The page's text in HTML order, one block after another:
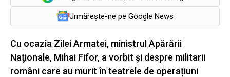
Urmărește-ne pe Google News
Cu ocazia Zilei Armatei, ministrul Apărării
Naţionale, Mihai Fifor, a vorbit și despre militarii
români care au murit în teatrele de operațiuni